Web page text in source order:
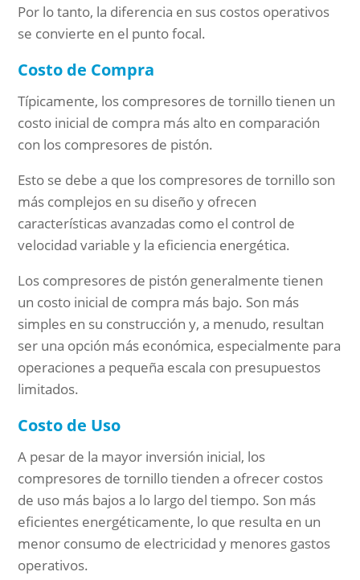
Por lo tanto, la diferencia en sus costos operativos
se convierte en el punto focal.
Costo de Compra
Típicamente, los compresores de tornillo tienen un
costo inicial de compra más alto en comparación
con los compresores de pistón.
Esto se debe a que los compresores de tornillo son
más complejos en su diseño y ofrecen
características avanzadas como el control de
velocidad variable y la eficiencia energética.
Los compresores de pistón generalmente tienen
un costo inicial de compra más bajo. Son más
simples en su construcción y, a menudo, resultan
ser una opción más económica, especialmente para
operaciones a pequeña escala con presupuestos
limitados.
Costo de Uso
A pesar de la mayor inversión inicial, los
compresores de tornillo tienden a ofrecer costos
de uso más bajos a lo largo del tiempo. Son más
eficientes energéticamente, lo que resulta en un
menor consumo de electricidad y menores gastos
operativos.